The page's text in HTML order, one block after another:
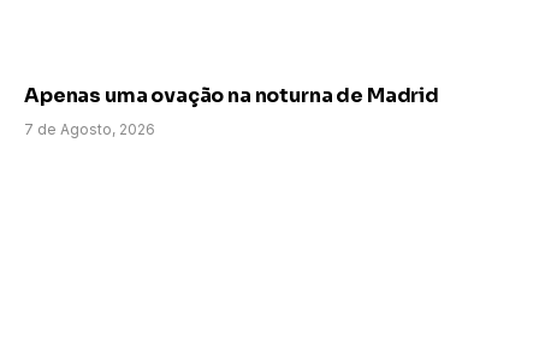
Apenas uma ovação na noturna de Madrid
7 de Agosto, 2026